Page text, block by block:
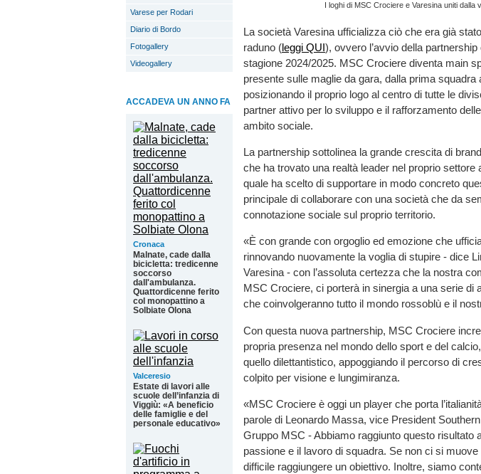
Varese per Rodari
Diario di Bordo
Fotogallery
Videogallery
ACCADEVA UN ANNO FA
Cronaca
Malnate, cade dalla
bicicletta: tredicenne
soccorso
dall'ambulanza.
Quattordicenne ferito
col monopattino a
Solbiate Olona
Valceresio
Estate di lavori alle
scuole dell’infanzia di
Viggiù: «A beneficio
delle famiglie e del
personale educativo»
I loghi di MSC Crociere e Varesina uniti dalla
La società Varesina ufficializza ciò che era già
raduno (leggi QUI), ovvero l’avvio della
stagione 2024/2025. MSC Crociere diventa main
presente sulle maglie da gara, dalla prima squadra
posizionando il proprio logo al centro di tutte le
partner attivo per lo sviluppo e il rafforzamento
ambito sociale.
La partnership sottolinea la grande crescita di
che ha trovato una realtà leader nel proprio settore
quale ha scelto di supportare in modo concreto
principale di collaborare con una società che da
connotazione sociale sul proprio territorio.
«È con grande con orgoglio ed emozione che
rinnovando nuovamente la voglia di stupire - dice
Varesina - con l’assoluta certezza che la nostra
MSC Crociere, ci porterà in sinergia a una serie di
che coinvolgeranno tutto il mondo rossoblù e il
Con questa nuova partnership, MSC Crociere
propria presenza nel mondo dello sport e del
quello dilettantistico, appoggiando il percorso di
colpito per visione e lungimiranza.
«MSC Crociere è oggi un player che porta
parole di Leonardo Massa, vice President
Gruppo MSC - Abbiamo raggiunto questo risultato
passione e il lavoro di squadra. Se non ci si
difficile raggiungere un obiettivo. Inoltre, siamo